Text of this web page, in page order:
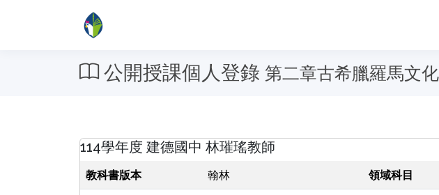
公開授課個人登錄 第二章古希臘羅馬文
114學年度 建德國中 林璀瑤教師
教科書版本 翰林 領域科目